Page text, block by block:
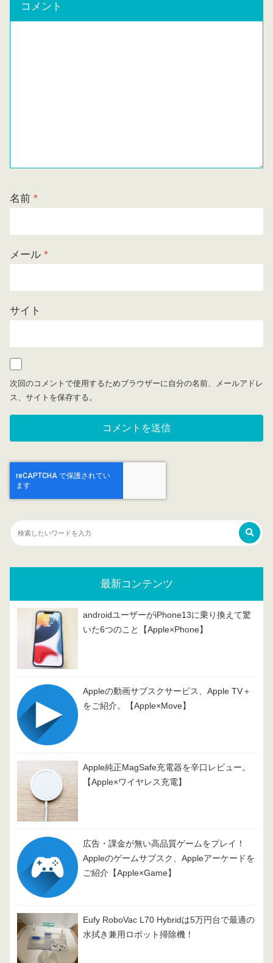
コメント
名前 *
メール *
サイト
次回のコメントで使用するためブラウザーに自分の名前、メールアドレ
ス、サイトを保存する。
最新コンテンツ
androidユーザーがiPhone13に乗り換えて驚
いた6つのこと【Apple×Phone】
Appleの動画サブスクサービス、Apple TV＋
をご紹介。【Apple×Move】
Apple純正MagSafe充電器を辛口レビュー。
【Apple×ワイヤレス充電】
広告・課金が無い高品質ゲームをプレイ！
Appleのゲームサブスク、Appleアーケードを
ご紹介【Apple×Game】
Eufy RoboVac L70 Hybridは5万円台で最適の
水拭き兼用ロボット掃除機！